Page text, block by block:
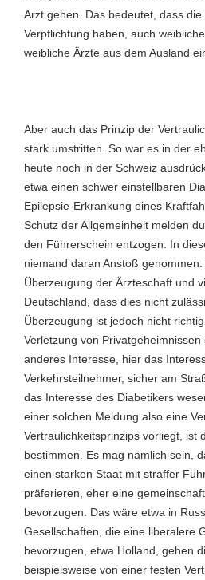
Arzt gehen. Das bedeutet, dass
Verpflichtung haben, auch
weibliche Ärzte aus dem Ausland
Aber auch das Prinzip der
stark umstritten. So war es in der
heute noch in der Schweiz
etwa einen schwer einstellbaren
Epilepsie-Erkrankung eines
Schutz der Allgemeinheit melden
den Führerschein entzogen. In
niemand daran Anstoß
Überzeugung der Ärzteschaft und
Deutschland, dass dies nicht
Überzeugung ist jedoch nicht
Verletzung von
anderes Interesse, hier das
Verkehrsteilnehmer, sicher am
das Interesse des Diabetikers
einer solchen Meldung also eine
Vertraulichkeitsprinzips vorliegt, ist
bestimmen. Es mag nämlich sein,
einen starken Staat mit straffer
präferieren, eher eine
bevorzugen. Das wäre etwa in
Gesellschaften, die eine liberalere
bevorzugen, etwa Holland, gehen
beispielsweise von einer festen